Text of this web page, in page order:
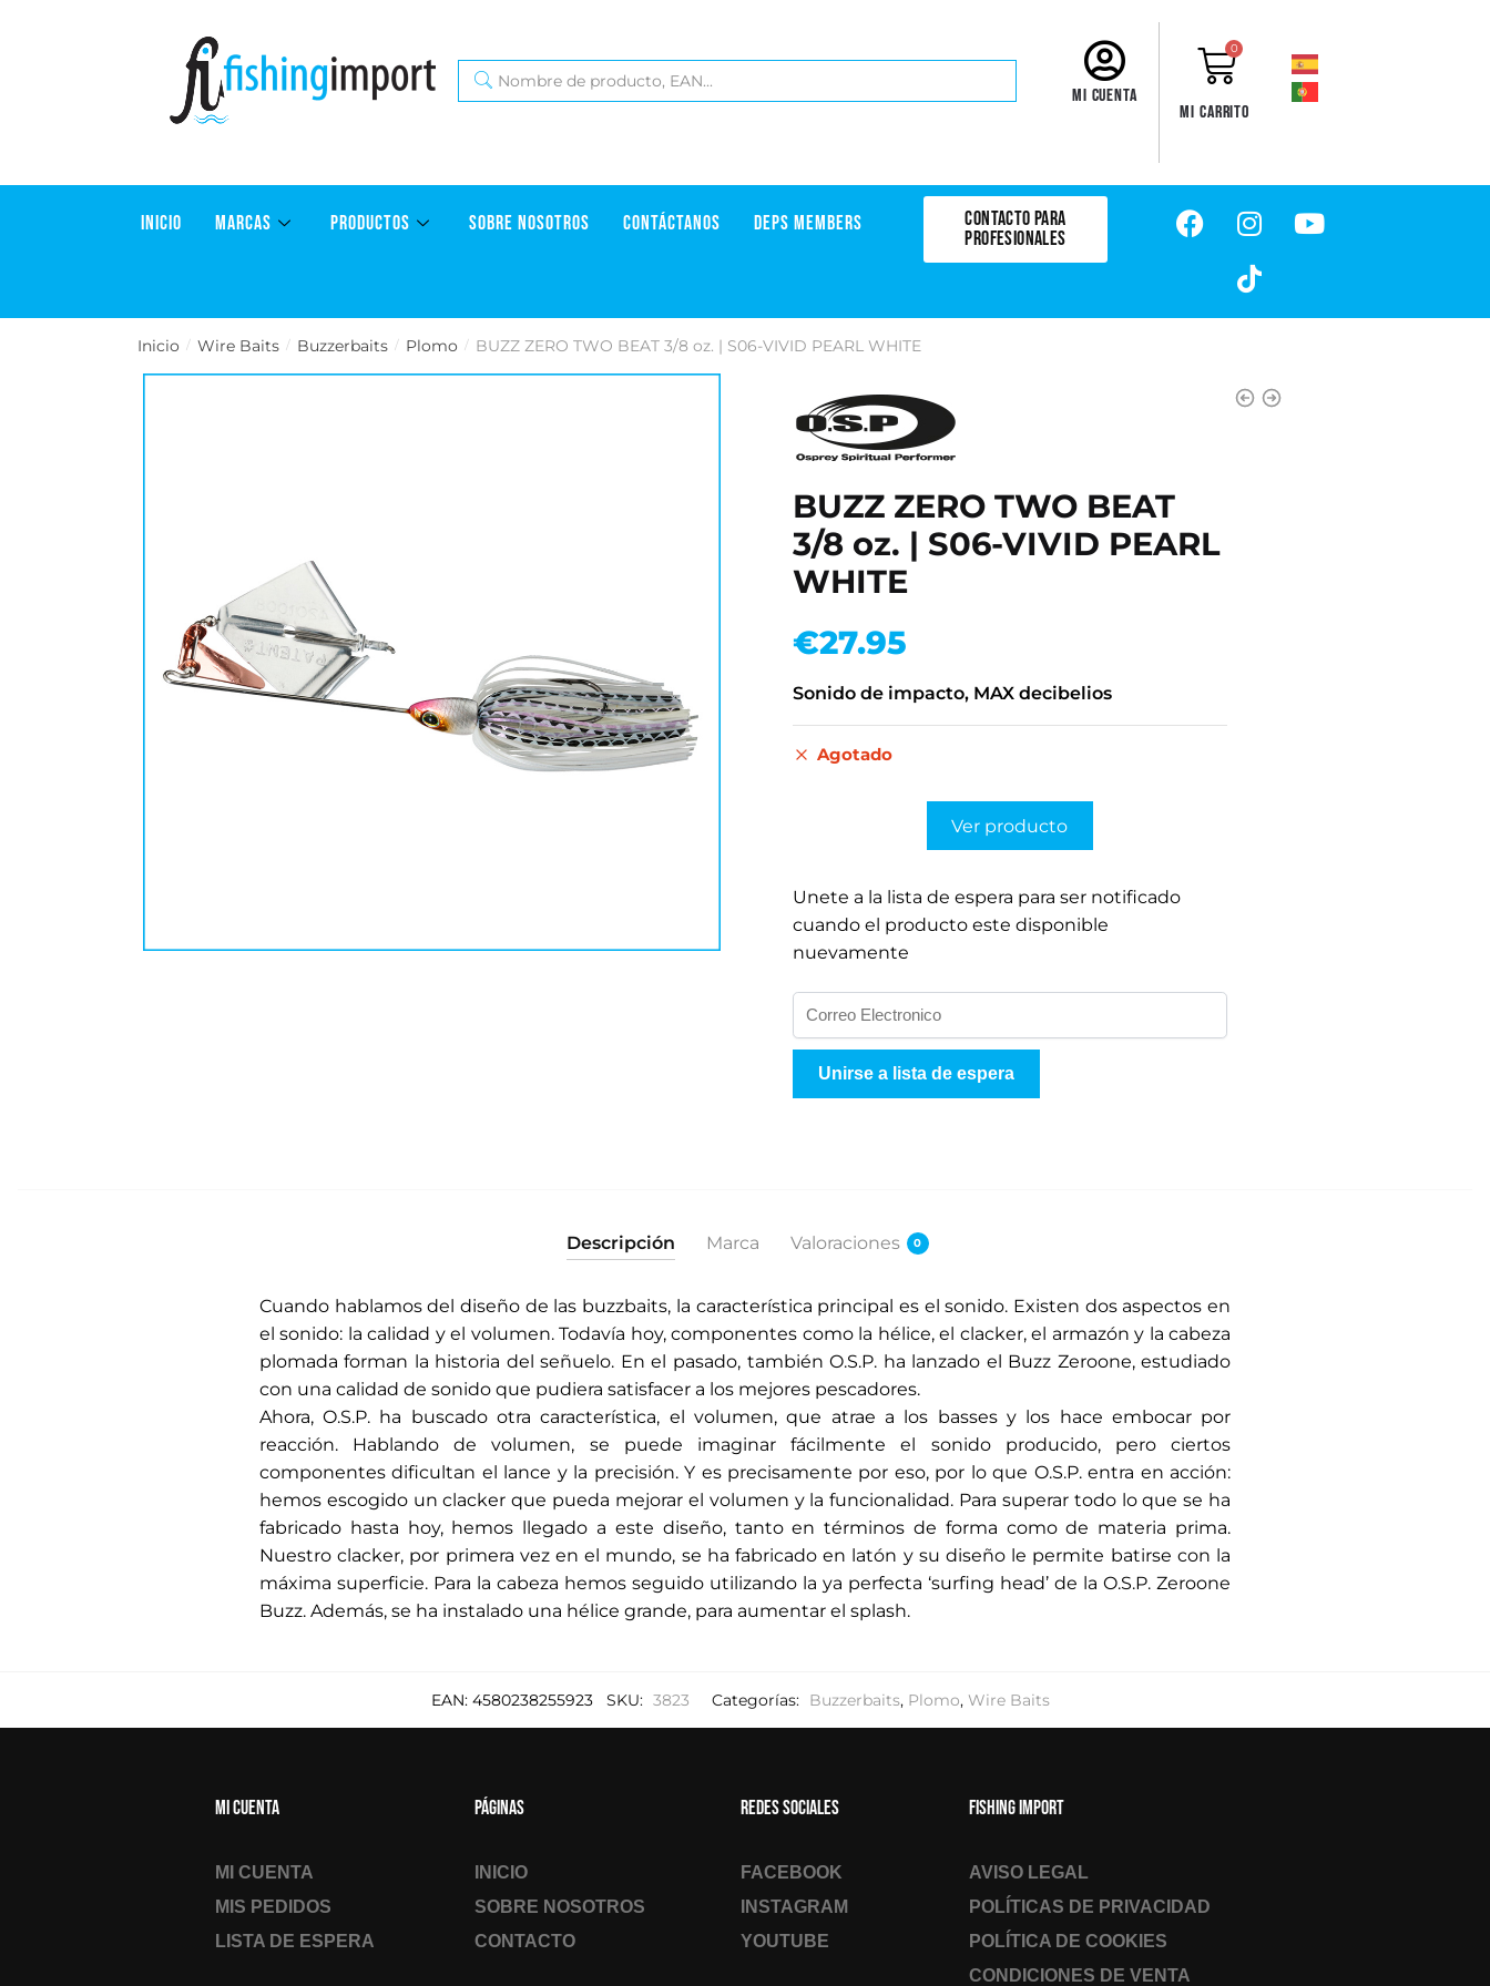
Mi cuenta
0
Mi carrito
INICIO MARCAS PRODUCTOS SOBRE NOSOTROS CONTÁCTANOS DEPS MEMBERS
CONTACTO PARA
PROFESIONALES
Inicio / Wire Baits / Buzzerbaits / Plomo / BUZZ ZERO TWO BEAT 3/8 oz. | S06-VIVID PEARL WHITE
BUZZ ZERO TWO BEAT
3/8 oz. | S06-VIVID PEARL
WHITE
€27.95
Sonido de impacto, MAX decibelios
Agotado
Ver producto
Unete a la lista de espera para ser notificado
cuando el producto este disponible
nuevamente
n
d
r
e
c
c
i
ó
n
d
e
c
o
r
o
e
c
r
n
i
Unirse a lista de espera
Descripción Marca Valoraciones 0
Cuando hablamos del diseño de las buzzbaits, la característica principal es el sonido. Existen dos aspectos en
el sonido: la calidad y el volumen. Todavía hoy, componentes como la hélice, el clacker, el armazón y la cabeza
plomada forman la historia del señuelo. En el pasado, también O.S.P. ha lanzado el Buzz Zeroone, estudiado
con una calidad de sonido que pudiera satisfacer a los mejores pescadores.
Ahora, O.S.P. ha buscado otra característica, el volumen, que atrae a los basses y los hace embocar por
reacción. Hablando de volumen, se puede imaginar fácilmente el sonido producido, pero ciertos
componentes dificultan el lance y la precisión. Y es precisamente por eso, por lo que O.S.P. entra en acción:
hemos escogido un clacker que pueda mejorar el volumen y la funcionalidad. Para superar todo lo que se ha
fabricado hasta hoy, hemos llegado a este diseño, tanto en términos de forma como de materia prima.
Nuestro clacker, por primera vez en el mundo, se ha fabricado en latón y su diseño le permite batirse con la
máxima superficie. Para la cabeza hemos seguido utilizando la ya perfecta ‘surfing head’ de la O.S.P. Zeroone
Buzz. Además, se ha instalado una hélice grande, para aumentar el splash.
EAN: 4580238255923 SKU: 3823 Categorías: Buzzerbaits, Plomo, Wire Baits
Mi cuenta
MI CUENTA
MIS PEDIDOS
LISTA DE ESPERA
Páginas
INICIO
SOBRE NOSOTROS
CONTACTO
Redes sociales
FACEBOOK
INSTAGRAM
YOUTUBE
Fishing Import
AVISO LEGAL
POLÍTICAS DE PRIVACIDAD
POLÍTICA DE COOKIES
CONDICIONES DE VENTA